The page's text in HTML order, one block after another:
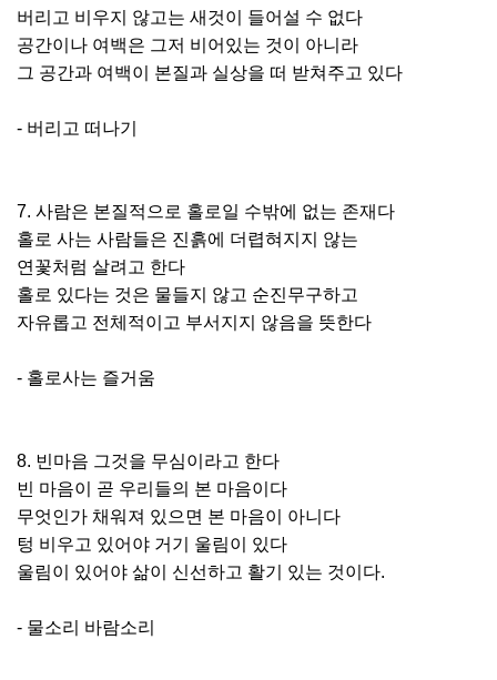
버리고 비우지 않고는 새것이 들어설 수 없다
공간이나 여백은 그저 비어있는 것이 아니라
그 공간과 여백이 본질과 실상을 떠 받쳐주고 있다
- 버리고 떠나기
7. 사람은 본질적으로 홀로일 수밖에 없는 존재다
홀로 사는 사람들은 진흙에 더렵혀지지 않는
연꽃처럼 살려고 한다
홀로 있다는 것은 물들지 않고 순진무구하고
자유롭고 전체적이고 부서지지 않음을 뜻한다
- 홀로사는 즐거움
8. 빈마음 그것을 무심이라고 한다
빈 마음이 곧 우리들의 본 마음이다
무엇인가 채워져 있으면 본 마음이 아니다
텅 비우고 있어야 거기 울림이 있다
울림이 있어야 삶이 신선하고 활기 있는 것이다.
- 물소리 바람소리